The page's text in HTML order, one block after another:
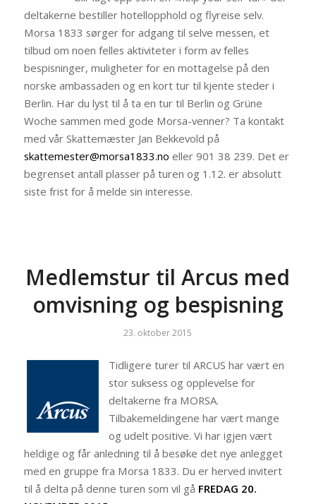
deltakerne bestiller hotellopphold og flyreise selv.
Morsa 1833 sørger for adgang til selve messen, et
tilbud om noen felles aktiviteter i form av felles
bespisninger, muligheter for en mottagelse på den
norske ambassaden og en kort tur til kjente steder i
Berlin. Har du lyst til å ta en tur til Berlin og Grüne
Woche sammen med gode Morsa-venner? Ta kontakt
med vår Skattemæster Jan Bekkevold på
skattemester@morsa1833.no eller 901 38 239. Det er
begrenset antall plasser på turen og 1.12. er absolutt
siste frist for å melde sin interesse.
Medlemstur til Arcus med
omvisning og bespisning
23. oktober 2015
Tidligere turer til ARCUS har vært en
stor suksess og opplevelse for
deltakerne fra MORSA.
Tilbakemeldingene har vært mange
og udelt positive. Vi har igjen vært
heldige og får anledning til å besøke det nye anlegget
med en gruppe fra Morsa 1833. Du er herved invitert
til å delta på denne turen som vil gå FREDAG 20.